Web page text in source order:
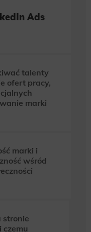
Ads
talenty
ofert pracy,
marki
marki i
wśród
stronie
czemu